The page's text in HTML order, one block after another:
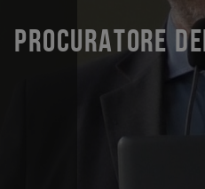
PROCURATORE